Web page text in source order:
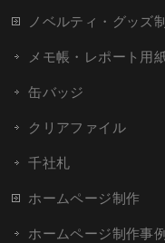
ノベルティ・グッズ
メモ帳・レポート用
缶バッジ
クリアファイル
千社札
ホームページ制作
ホームページ制作事例